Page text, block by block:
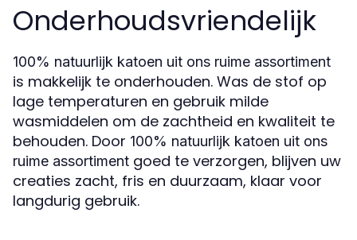
Onderhoudsvriendelijk
100% natuurlijk katoen uit ons ruime assortiment
is makkelijk te onderhouden. Was de stof op
lage temperaturen en gebruik milde
wasmiddelen om de zachtheid en kwaliteit te
behouden. Door 100% natuurlijk katoen uit ons
ruime assortiment goed te verzorgen, blijven uw
creaties zacht, fris en duurzaam, klaar voor
langdurig gebruik.